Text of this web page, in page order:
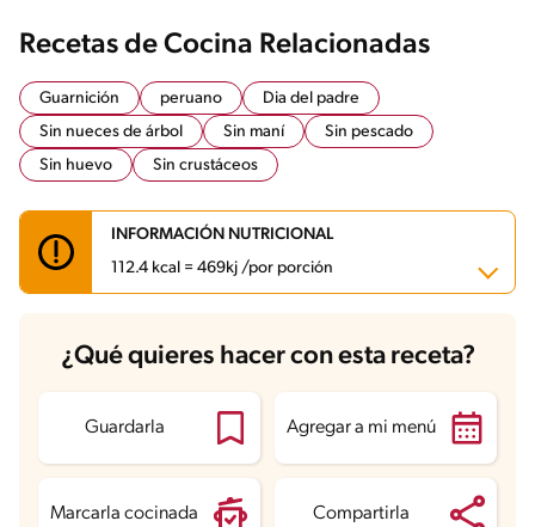
Recetas de Cocina Relacionadas
Guarnición peruano
Dia del padre
Sin nueces de árbol
Sin maní
Sin pescado
Sin huevo
Sin crustáceos
INFORMACIÓN NUTRICIONAL
112.4 kcal = 469kj /por porción
Carbohidratos
9.9 g
Energía 112.4 kcal
Proteína
Grasas saturadas 2.6 g
Sodio 281 mg
¿Qué quieres hacer con esta receta?
Guardarla Agregar a mi menú
Marcarla cocinada Compartirla